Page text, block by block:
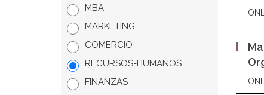
MBA
MARKETING
COMERCIO
RECURSOS-HUMANOS
FINANZAS